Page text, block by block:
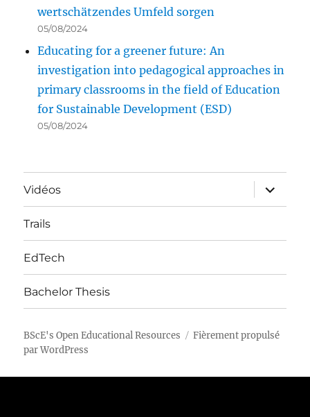
wertschätzendes Umfeld sorgen
05/08/2024
Educating for a greener future: An
investigation into pedagogical approaches in
primary classrooms in the field of Education
for Sustainable Development (ESD)
05/08/2024
Vidéos
ouvrir
le
sous-
Trails
EdTech
Bachelor Thesis
BScE's Open Educational Resources
Fièrement propulsé
par WordPress